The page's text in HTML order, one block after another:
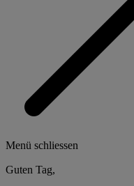
Menü schliessen
Guten Tag,